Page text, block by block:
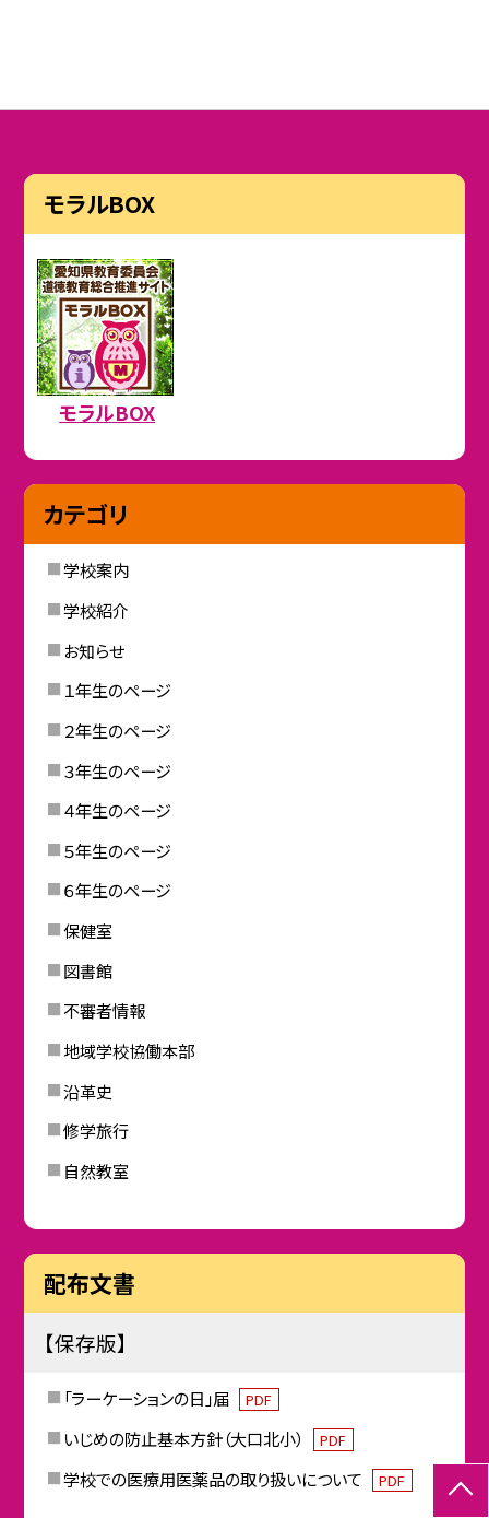
モラルBOX
モラルBOX
カテゴリ
学校案内
学校紹介
お知らせ
１年生のページ
２年生のページ
３年生のページ
４年生のページ
５年生のページ
６年生のページ
保健室
図書館
不審者情報
地域学校協働本部
沿革史
修学旅行
自然教室
配布文書
【保存版】
「ラーケーションの日」届 PDF
いじめの防止基本方針（大口北小） PDF
学校での医療用医薬品の取り扱いについて PDF